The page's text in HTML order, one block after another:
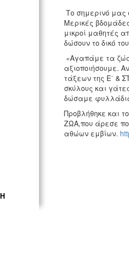
Το σημερινό μας
Μερικές
μικροί μαθητές
δώσουν το δικό
«Αγαπάμε τα
αξιοποιήσουμε.
τάξεων της Ε΄ &
σκύλους και
δώσαμε
Προβλήθηκε και
ΖΩΑ,που άρεσε
αθώων εμβίων.